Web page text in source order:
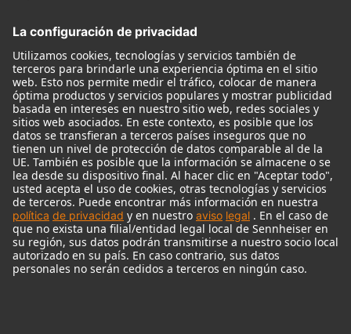
Monitores
Monitor Accessories
Auriculares
Micrófonos Legendarios
Audio Interface